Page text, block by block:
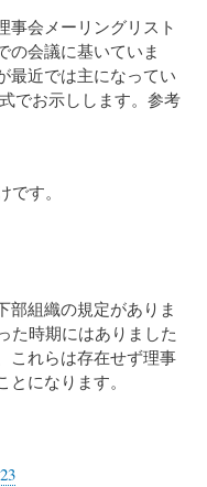
事会メーリングリスト
の会議に基いていま
最近では主になってい
でお示しします。参考
す。
部組織の規定がありま
た時期にはありました
これらは存在せず理事
になります。